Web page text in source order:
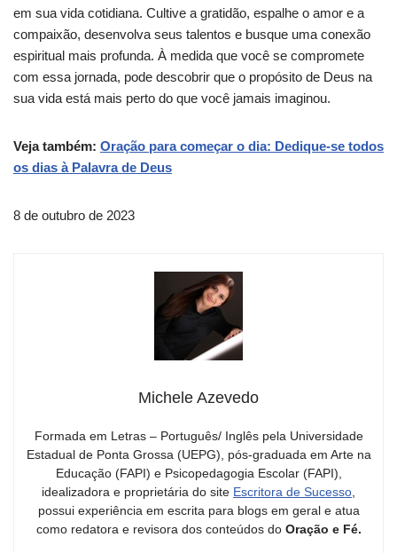
em sua vida cotidiana. Cultive a gratidão, espalhe o amor e a
compaixão, desenvolva seus talentos e busque uma conexão
espiritual mais profunda. À medida que você se compromete
com essa jornada, pode descobrir que o propósito de Deus na
sua vida está mais perto do que você jamais imaginou.
Veja também: Oração para começar o dia: Dedique-se todos
os dias à Palavra de Deus
8 de outubro de 2023
Michele Azevedo
Formada em Letras – Português/ Inglês pela Universidade
Estadual de Ponta Grossa (UEPG), pós-graduada em Arte na
Educação (FAPI) e Psicopedagogia Escolar (FAPI),
idealizadora e proprietária do site Escritora de Sucesso
possui experiência em escrita para blogs em geral e atua
como redatora e revisora dos conteúdos do Oração e Fé.